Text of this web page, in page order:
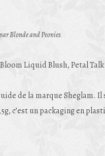
Blonde and Peonies
de la marque Sheglam. Il
c’est un packaging en